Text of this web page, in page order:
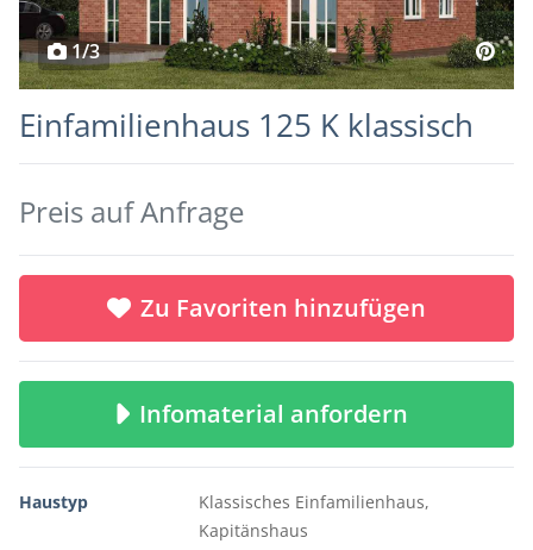
1/3
Einfamilienhaus 125 K klassisch
Preis auf Anfrage
Zu Favoriten hinzufügen
Infomaterial anfordern
Haustyp
Klassisches Einfamilienhaus,
Kapitänshaus